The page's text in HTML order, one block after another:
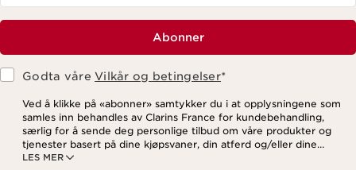
Abonner
Godta våreVilkår og betingelser*
LES MER
Ved å klikke på «abonner» samtykker du i at opplysningene som
samles inn behandles av Clarins France for kundebehandling,
særlig for å sende deg personlige tilbud om våre produkter og
tjenester basert på dine kjøpsvaner, din atferd og/eller dine
interesser, inkludert visning på sosiale medier og